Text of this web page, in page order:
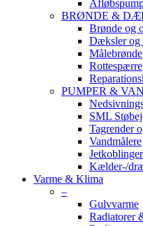
BRØNDE &
Brønde og
Dæksler og
Målebrønde
Rottespærre
PUMPER &
SML
Tagrender
Vandmålere
Jetkoblinger
Kælder-/
Varme & Klima
–
Gulvvarme
Radiatorer